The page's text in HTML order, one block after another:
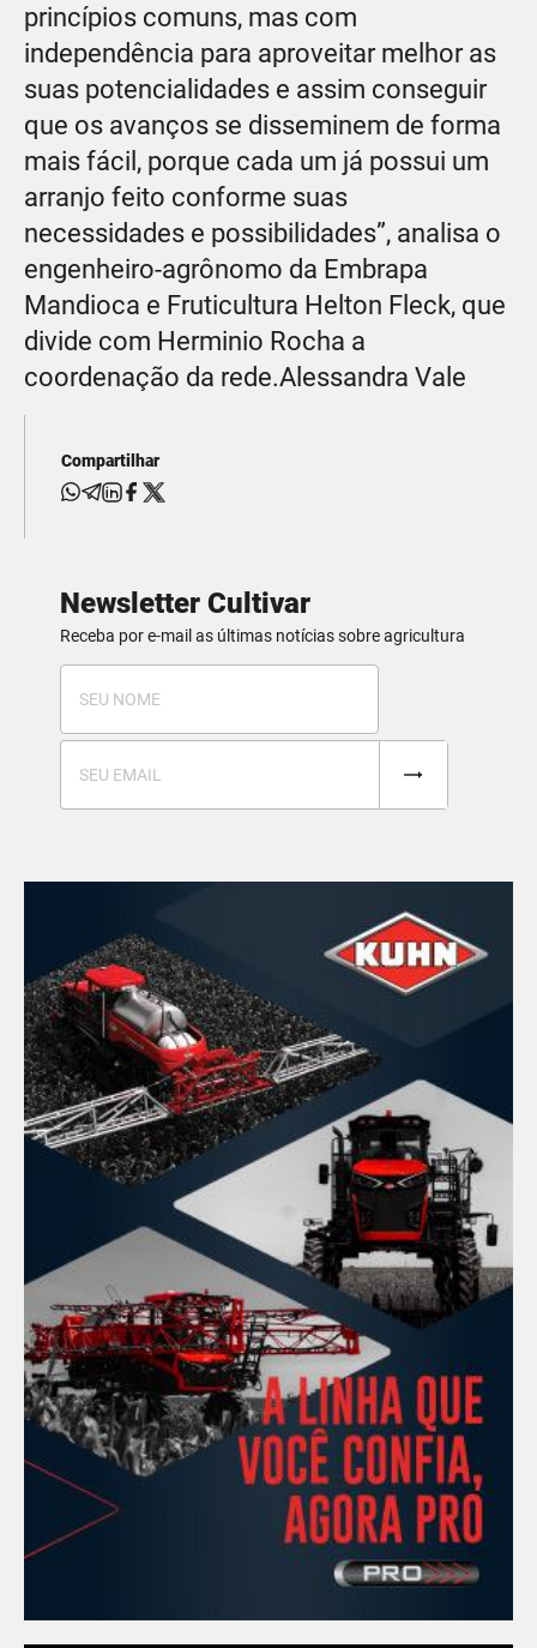
princípios comuns, mas com
independência para aproveitar melhor as
suas potencialidades e assim conseguir
que os avanços se disseminem de forma
mais fácil, porque cada um já possui um
arranjo feito conforme suas
necessidades e possibilidades”, analisa o
engenheiro-agrônomo da Embrapa
Mandioca e Fruticultura Helton Fleck, que
divide com Herminio Rocha a
coordenação da rede.Alessandra Vale
Compartilhar
Newsletter Cultivar
Receba por e-mail as últimas notícias sobre agricultura